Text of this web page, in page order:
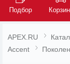
Подбор
APEX.RU
Accent